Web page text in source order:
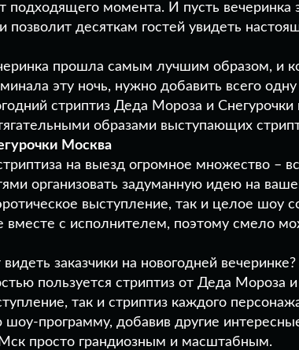
момента. И пусть вечеринка
десяткам гостей увидеть
прошла самым лучшим образом, и
эту ночь, нужно добавить всего
стриптиз Деда Мороза и Снегурочки
образами выступающих
Москва
на выезд огромное множество –
организовать задуманную идею на
выступление, так и целое шоу
с исполнителем, поэтому смело
заказчики на новогодней
пользуется стриптиз от Деда Мороза
так и стриптиз каждого
программу, добавив другие
просто грандиозным и масштабным.